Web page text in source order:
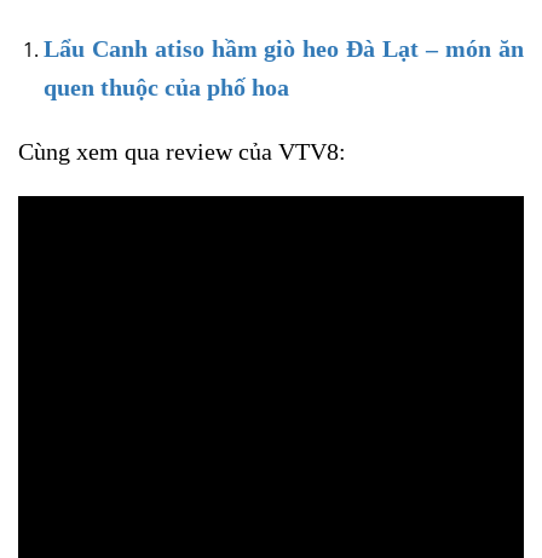
Lẩu Canh atiso hầm giò heo Đà Lạt – món ăn
quen thuộc của phố hoa
Cùng xem qua review của VTV8: